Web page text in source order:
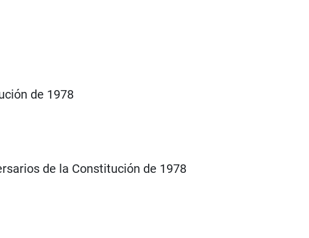
de 1978
de la Constitución de 1978